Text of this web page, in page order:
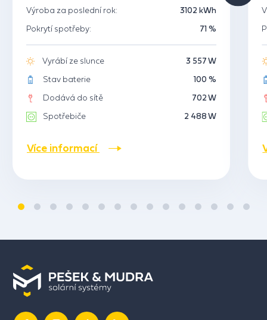
Výroba za poslední rok:
3102 kWh
Pokrytí spotřeby:
71 %
Vyrábí ze slunce
3 557 W
Stav baterie
100 %
Dodává do sítě
702 W
Spotřebiče
2 488 W
Více informací